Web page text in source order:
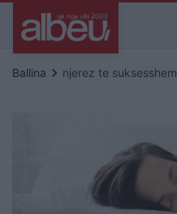
Ballina keyboard_arrow_right njerez te suksesshem